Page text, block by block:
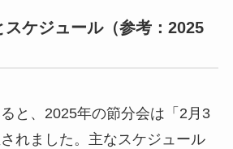
ケジュール（参考：2025
と、2025年の節分会は「2月3
れました。主なスケジュール